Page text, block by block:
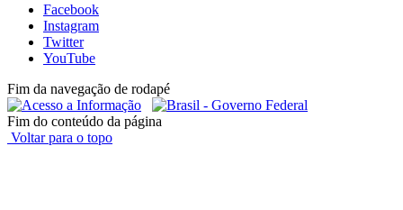
Facebook
Instagram
Twitter
YouTube
Fim da navegação de rodapé
Fim do conteúdo da página
Voltar para o topo